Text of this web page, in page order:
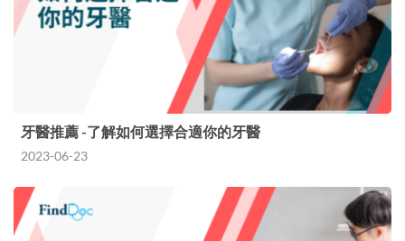
牙醫推薦 -了解如何選擇合適你的牙醫
2023-06-23